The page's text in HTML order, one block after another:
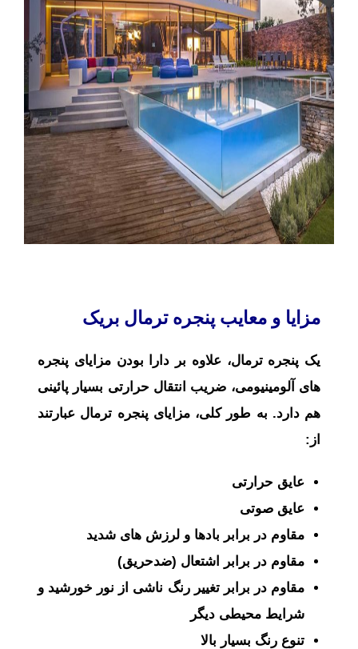
مزایا و معایب پنجره ترمال بریک
یک پنجره ترمال، علاوه بر دارا بودن مزایای پنجره‌
های آلومینیومی، ضریب انتقال حرارتی بسیار پائینی
هم دارد. به ‌طور کلی، مزایای پنجره ترمال عبارتند
از:
عایق حرارتی
عایق صوتی
مقاوم در برابر بادها و لرزش ‌های شدید
مقاوم در برابر اشتعال (ضدحریق)
مقاوم در برابر تغییر رنگ ناشی از نور خورشید و
شرایط محیطی دیگر
تنوع رنگ بسیار بالا